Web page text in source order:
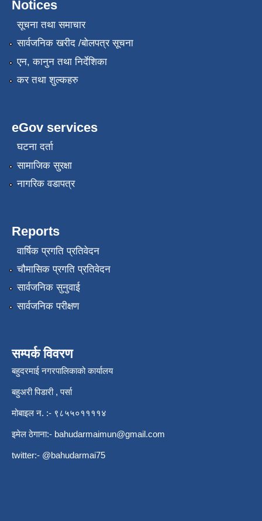
Notices
सूचना तथा समाचार
सार्वजनिक खरीद /बोलपत्र सूचना
एन, कानुन तथा निर्देशिका
कर तथा शुल्कहरु
eGov services
घटना दर्ता
सामाजिक सुरक्षा
नागरिक वडापत्र
Reports
वार्षिक प्रगति प्रतिवेदन
चौमासिक प्रगति प्रतिवेदन
सार्वजनिक सुनुवाई
सार्वजनिक परीक्षण
सम्पर्क विवरण
बहुदरमाई नगरपालिकाको कार्यालय
बहुअरी पिडारी , पर्सा
मोबाइल न. :- ९८५५०११११४
इमेल ठेगाना:- bahudarmaimun@gmail.com
twitter:- @bahudarmai75